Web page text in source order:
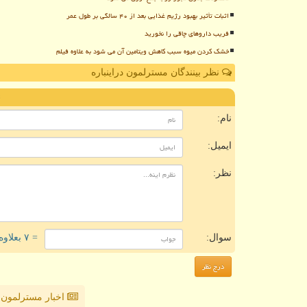
اثبات تأثیر بهبود رژیم غذایی بعد از ۴۰ سالگی بر طول عمر
فریب داروهای چاقی را نخورید
خشک کردن میوه سبب کاهش ویتامین آن می شود به علاوه فیلم
نظر بینندگان مسترلمون دراینباره
نام:
ایمیل:
نظر:
سوال: = ۷ بعلاوه ۵
اخبار مسترلمون